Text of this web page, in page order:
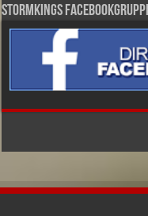
Stormkings